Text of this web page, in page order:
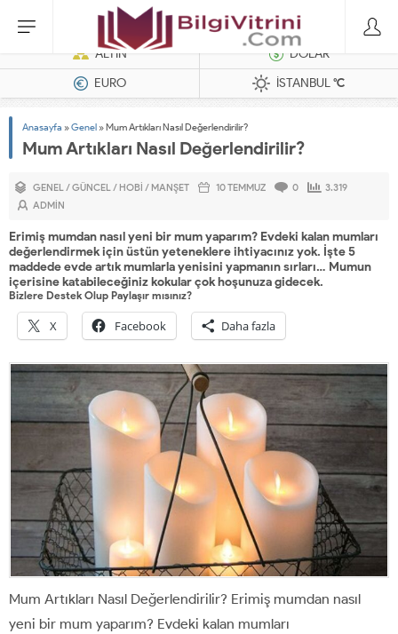
Dizel Jeneratörler
ALTIN
DOLAR
EURO
İSTANBUL°C
Anasayfa »Genel »Mum Artıkları Nasıl Değerlendirilir?
Mum Artıkları Nasıl Değerlendirilir?
GENEL/GÜNCEL/ HOBI / MANŞET 10 TEMMUZ 0
3.319
ADMIN
Erimiş mumdan nasıl yeni bir mum yaparım? Evdeki kalan mumları
değerlendirmek için üstün yeteneklere ihtiyacınız yok. İşte 5
maddede evde artık mumlarla yenisini yapmanın sırları… Mumun
içerisine katabileceğiniz kokular çok hoşunuza gidecek.
Bizlere Destek Olup Paylaşır mısınız?
X Facebook Daha fazla
Mum Artıkları Nasıl Değerlendirilir? Erimiş mumdan nasıl
yeni bir mum yaparım? Evdeki kalan mumları